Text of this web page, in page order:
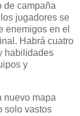
de campaña
jugadores se
enemigos en el
Habrá cuatro
habilidades
y
nuevo mapa
solo vastos